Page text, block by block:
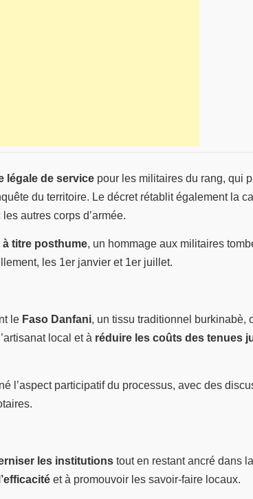
légale de service pour les militaires du rang, qui
du territoire. Le décret rétablit également la
autres corps d’armée.
à titre posthume, un hommage aux militaires
les 1er janvier et 1er juillet.
le Faso Danfani, un tissu traditionnel burkinabè,
local et à réduire les coûts des tenues
l’aspect participatif du processus, avec des
les institutions tout en restant ancré dans
et à promouvoir les savoir-faire locaux.